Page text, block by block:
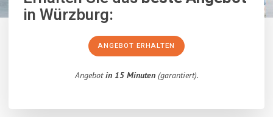
in Würzburg:
ANGEBOT ERHALTEN
Angebotin 15 Minuten(garantiert).